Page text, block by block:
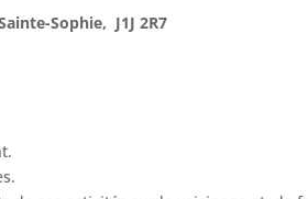
Sophie, J1J 2R7